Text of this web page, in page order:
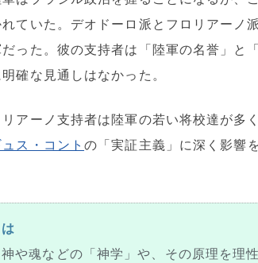
ていた。デオドーロ派とフロリアーノ
った。彼の支持者は「陸軍の名誉」と
確な見通しはなかった。
アーノ支持者は陸軍の若い将校達が多
ス・コントの「実証主義」に深く影響
や魂などの「神学」や、その原理を理